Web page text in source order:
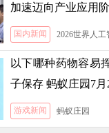
加速迈向产业应用
国内新闻 2026世界人
以下哪种药物容易
子保存 蚂蚁庄园7月
游戏新闻 蚂蚁庄园